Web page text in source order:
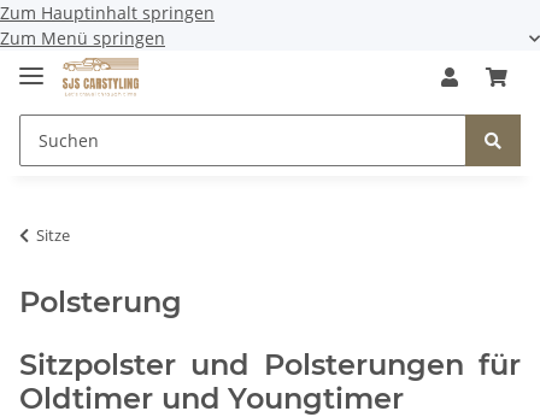
Zum Hauptinhalt springen
Zum Menü springen
Sitze
Polsterung
Sitzpolster und Polsterungen für
Oldtimer und Youngtimer